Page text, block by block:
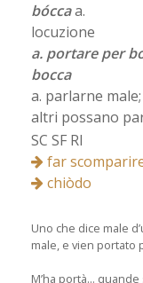
bóccaa.
locuzione
a. portare per
bocca
a. parlarne
altri possano
SC SF RI
far
chiòdo
Uno che dice male
male, e vien portato
M’ha portà...